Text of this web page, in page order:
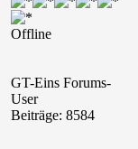
Offline
GT-Eins Forums-
User
Beiträge: 8584